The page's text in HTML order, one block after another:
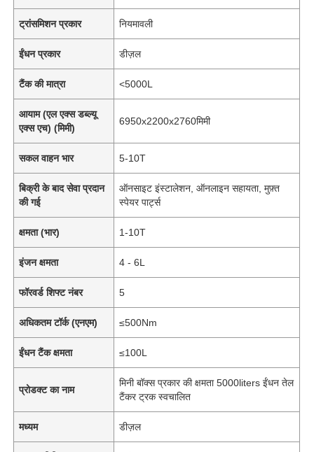
ट्रांसमिशन प्रकार नियमावली
ईंधन प्रकार डीज़ल
टैंक की मात्रा <5000L
आयाम (एल एक्स डब्ल्यू
एक्स एच) (मिमी)
6950x2200x2760मिमी
सकल वाहन भार 5-10T
बिक्री के बाद सेवा प्रदान
की गई
ऑनसाइट इंस्टालेशन, ऑनलाइन सहायता, मुफ़्त
स्पेयर पार्ट्स
क्षमता (भार) 1-10T
इंजन क्षमता 4 - 6L
फॉरवर्ड शिफ्ट नंबर 5
अधिकतम टॉर्क (एनएम) ≤500Nm
ईंधन टैंक क्षमता ≤100L
प्रोडक्ट का नाम
मिनी बॉक्स प्रकार की क्षमता 5000liters ईंधन तेल
टैंकर ट्रक स्वचालित
मध्यम डीज़ल